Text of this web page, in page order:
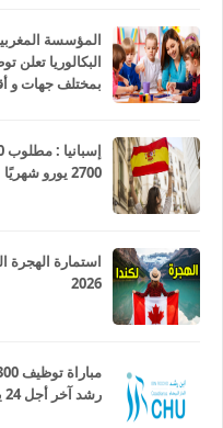
البكالوريا تعلن
بمختلف جهات و
2700 يورو شهريًا
2026
رشد آخر أجل 24 يوليوز 2026